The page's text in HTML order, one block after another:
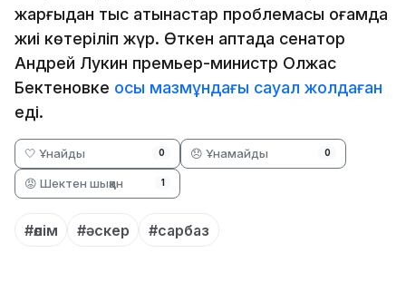
жарғыдан тыс қатынастар проблемасы қоғамда
жиі көтеріліп жүр. Өткен аптада сенатор
Андрей Лукин премьер-министр Олжас
Бектеновке осы мазмұндағы сауал жолдаған
еді.
🤍 Ұнайды 0 😞 Ұнамайды 0
😡 Шектен шыққан 1
#өлім #әскер #сарбаз